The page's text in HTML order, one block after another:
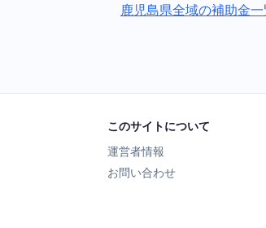
鹿児島県全域の補助金
このサイトについて
運営者情報
お問い合わせ